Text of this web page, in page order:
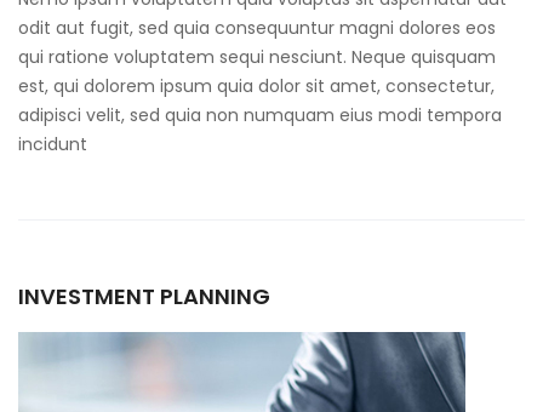
odit aut fugit, sed quia consequuntur magni dolores eos
qui ratione voluptatem sequi nesciunt. Neque quisquam
est, qui dolorem ipsum quia dolor sit amet, consectetur,
adipisci velit, sed quia non numquam eius modi tempora
incidunt
INVESTMENT PLANNING